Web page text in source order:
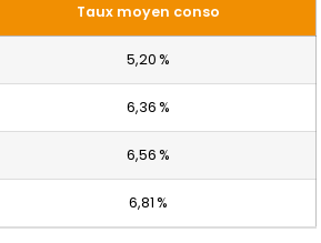
Taux moyen conso
5,20 %
6,36 %
6,56 %
6,81 %